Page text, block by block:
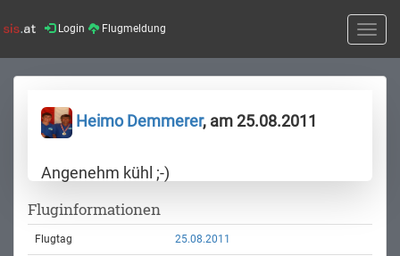
Login Flugmeldung
Toggle
Heimo Demmerer, am 25.08.2011
Angenehm kühl ;-)
Fluginformationen
Flugtag 25.08.2011